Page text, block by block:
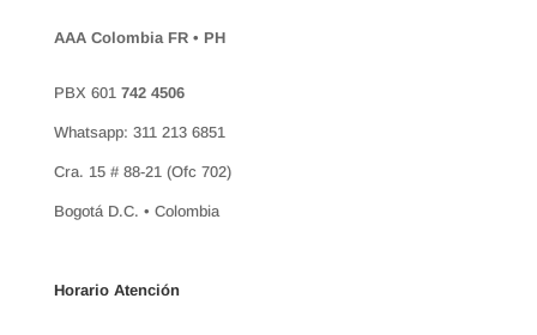
AAA Colombia FR • PH
PBX 601 742 4506
Whatsapp: 311 213 6851
Cra. 15 # 88-21 (Ofc 702)
Bogotá D.C. • Colombia
Horario Atención